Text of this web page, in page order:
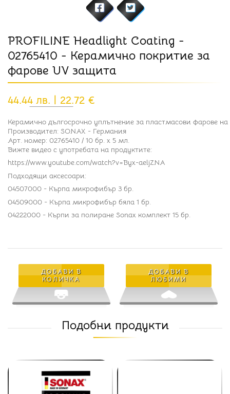
PROFILINE Headlight Coating -
02765410 - Керамично покритие за
фарове UV защита
44.44 лв. | 22.72 €
Керамично дългосрочно уплътнение за пластмасови фарове
Производител: SONAX - Германия
Арт. номер: 02765410 / 10 бр. x 5 мл.
Вижте видео с употребата на продуктите:
https://www.youtube.com/watch?v=Byx-aeljZNA
Подходящи аксесоари:
04507000 - Кърпа микрофибър 3 бр.
04509000 - Кърпа микрофибър бяла 1 бр.
04222000 - Кърпи за полиране Sonax комплект 15 бр.
ДОБАВИ В
КОЛИЧКА
ДОБАВИ В
ЛЮБИМИ
Подобни продукти